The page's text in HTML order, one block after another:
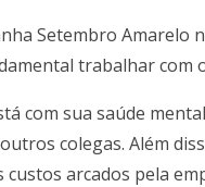
Setembro Amarelo
trabalhar com
com sua saúde
colegas. Além
arcados pela